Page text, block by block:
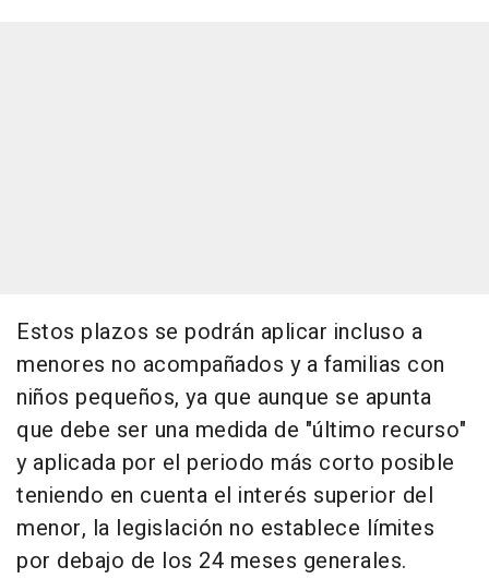
Estos plazos se podrán aplicar incluso a
menores no acompañados y a familias con
niños pequeños, ya que aunque se apunta
que debe ser una medida de "último recurso"
y aplicada por el periodo más corto posible
teniendo en cuenta el interés superior del
menor, la legislación no establece límites
por debajo de los 24 meses generales.